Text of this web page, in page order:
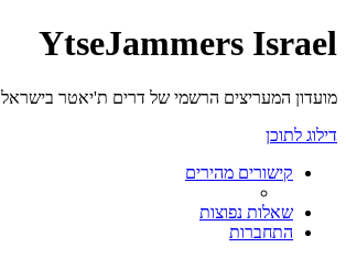
YtseJammers Israel
מועדון המעריצים הרשמי של דרים ת'יאטר בישראל
דילוג לתוכן
קישורים מהירים
שאלות נפוצות
התחברות